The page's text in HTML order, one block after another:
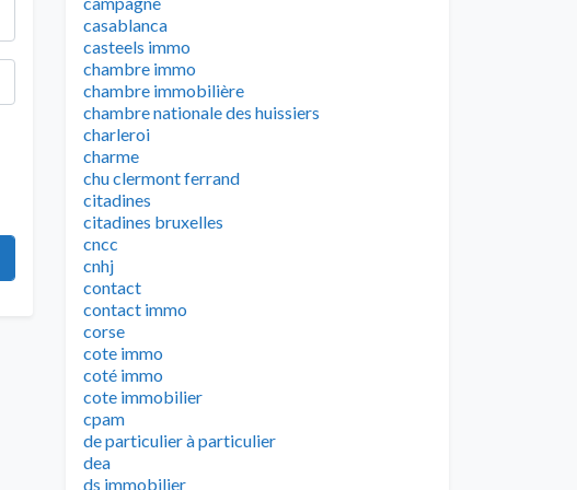
casablanca
casteels immo
chambre immo
chambre immobilière
chambre nationale des huissiers
charleroi
charme
chu clermont ferrand
citadines
citadines bruxelles
cncc
cnhj
contact
contact immo
corse
cote immo
coté immo
cote immobilier
cpam
de particulier à particulier
dea
ds immobilier